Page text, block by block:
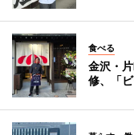
食べる
金沢・
修、「